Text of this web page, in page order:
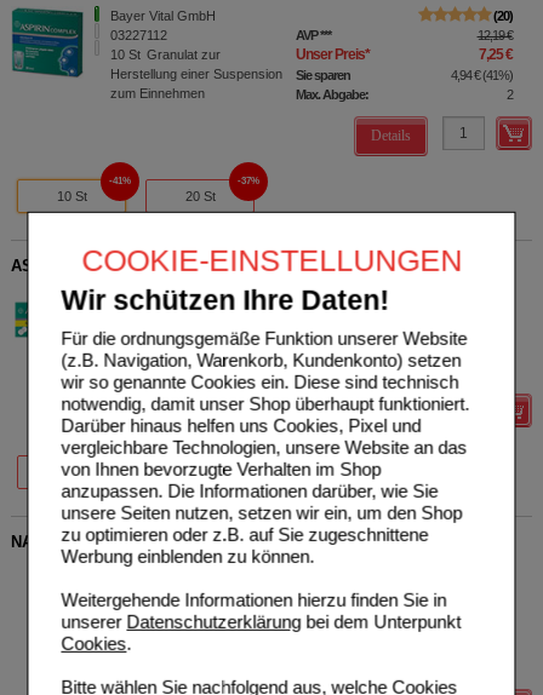
COOKIE-EINSTELLUNGEN
Wir schützen Ihre Daten!
Für die ordnungsgemäße Funktion unserer Website
(z.B. Navigation, Warenkorb, Kundenkonto) setzen
wir so genannte Cookies ein. Diese sind technisch
notwendig, damit unser Shop überhaupt funktioniert.
Darüber hinaus helfen uns Cookies, Pixel und
vergleichbare Technologien, unsere Website an das
von Ihnen bevorzugte Verhalten im Shop
anzupassen. Die Informationen darüber, wie Sie
unsere Seiten nutzen, setzen wir ein, um den Shop
zu optimieren oder z.B. auf Sie zugeschnittene
Werbung einblenden zu können.
Weitergehende Informationen hierzu finden Sie in
unserer Datenschutzerklärungbei dem Unterpunkt
Cookies.
Bitte wählen Sie nachfolgend aus, welche Cookies
Bayer Vital GmbH
03227112
10 St Granulat zur
Herstellung einer Suspension
zum Einnehmen
20
AVP*** 12,19 €
Unser Preis* 7,25 €
Sie sparen 4,94 €(41%)
Max. Abgabe:
2
Details
10 St
41%
20 St
37%
ASPIRIN Plus C Brausetabletten
Bayer Vital GmbH
01894063
20St Brausetabletten
AVP ***
Unser Preis *
Sie sparen
Max. Abgabe:
Details
10 St
44%
20 St
31%
40 St
26%
NASENDUO Nasenspray Kinder
ratiopharm GmbH
10ml Nasenspray Unser Preis*
Sie sparen 3,31 €